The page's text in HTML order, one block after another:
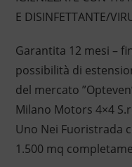
E DISINFETTANTE/
Garantita 12 mesi –
possibilità di
del mercato
Milano Motors 4×4
Uno Nei Fuoristrada
1.500 mq